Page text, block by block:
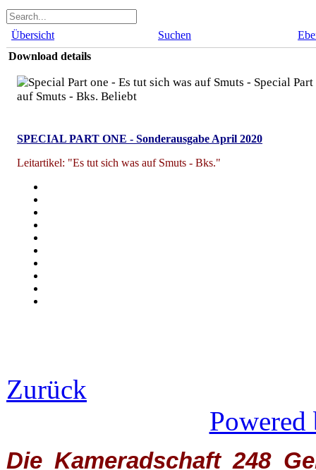
Übersicht Suchen
Download details
Special
auf Smuts - Bks. Beliebt
SPECIAL PART ONE - Sonderausgabe April 2020
Leitartikel: "Es tut sich was auf Smuts - Bks."
Zurück
Die Kameradschaft 248